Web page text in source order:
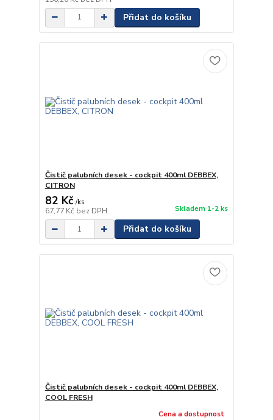
Přidat do košíku
Čistič palubních desek - cockpit 400ml DEBBEX,
CITRON
82 Kč /ks
67,77 Kč bez DPH Skladem 1-2 ks
Přidat do košíku
Čistič palubních desek - cockpit 400ml DEBBEX,
COOL FRESH
Cena a dostupnost